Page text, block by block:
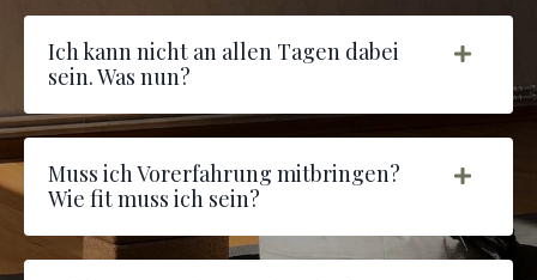
Ich kann nicht an allen Tagen dabei
sein. Was nun?
Muss ich Vorerfahrung mitbringen?
Wie fit muss ich sein?